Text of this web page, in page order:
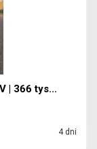
| 366 tys...
4 dni